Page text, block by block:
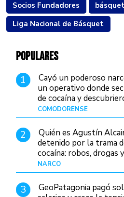
Socios Fundadores
Liga Nacional de Básquet
POPULARES
1
Cayó un poderoso
un operativo donde
de cocaína y
Patagonia
COMODORENSE
2
Quién es Agustín
detenido por la trama
cocaína: robos, drogas
judiciales
NARCO
3
GeoPatagonia pagó